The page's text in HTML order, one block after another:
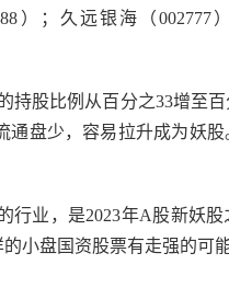
）；久远银海（002777
持股比例从百分之33增至
通盘少，容易拉升成为妖股
行业，是2023年A股新妖股
小盘国资股票有走强的可能